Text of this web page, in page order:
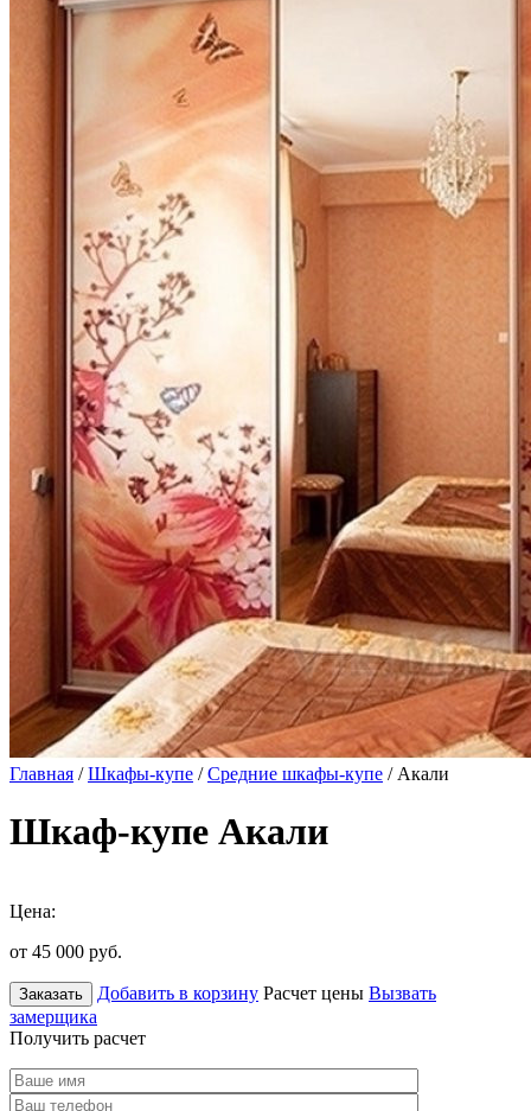
Главная /Шкафы-купе /Средние шкафы-купе / Акали
Шкаф-купе Акали
Цена:
от 45 000 руб.
Заказать Добавить в корзину Расчет цены Вызвать
замерщика
Получить расчет